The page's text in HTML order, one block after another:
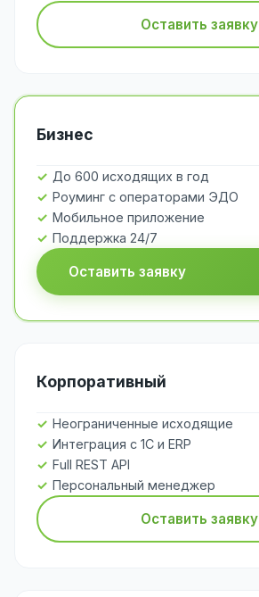
Оставить заявку
Бизнес
До 600 исходящих в год
Роуминг с операторами ЭДО
Мобильное приложение
Поддержка 24/7
Оставить заявку
Корпоративный
Неограниченные исходящие
Интеграция с 1С и ERP
Full REST API
Персональный менеджер
Оставить заявку